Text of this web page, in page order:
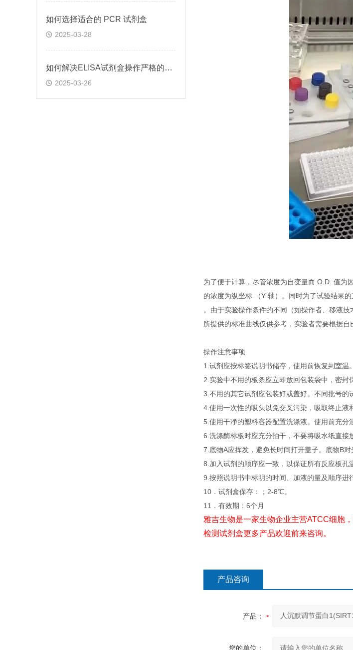
如何选择适合的 PCR 试剂盒
2025-03-28
如何解决ELISA试剂盒操作严格的问题
2025-03-26
为了便于计算，尽管浓度为自变量而 O.D. 值为
的浓度为纵坐标 （Y 轴）。同时为了试验结果
。由于实验操作条件的不同（如操作者、移液
所提供的标准曲线仅供参考，实验者需要根据自
操作注意事项
1.试剂应按标签说明书储存，使用前恢复到室温
2.实验中不用的板条应立即放回包装袋中，密封
3.不用的其它试剂应包装好或盖好。不同批号的
4.使用一次性的吸头以免交叉污染，吸取终止液
5.使用干净的塑料容器配置洗涤液。使用前充分
6.洗涤酶标板时应充分拍干，不要将吸水纸直接
7.底物A应挥发，避免长时间打开盖子。底物B
8.加入试剂的顺序应一致，以保证所有反应板孔
9.按照说明书中标明的时间、加液的量及顺序进
10．试剂盒保存：；2-8℃。
11．有效期：6个月
雅吉生物是一家生物企业主营ATCC细胞
检测试剂盒更多产品欢迎前来咨询。
产品咨询
产品：
您的单位：